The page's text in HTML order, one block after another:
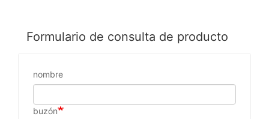
Formulario de consulta de producto
nombre
buzón